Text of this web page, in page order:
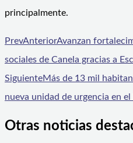
principalmente.
PrevAnteriorAvanzan
sociales de Canela gracias a
SiguienteMás de 13 mil
nueva unidad de urgencia en
Otras noticias